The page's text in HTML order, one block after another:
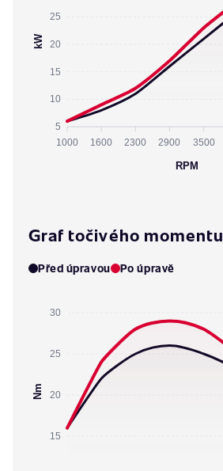
25
20
15
10
5
kW
1000 1600 2300 2900 3500
RPM
Graf točivého momentu
Před úpravou Po úpravě
30
25
20
15
Nm